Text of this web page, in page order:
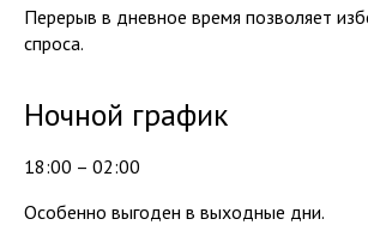
Перерыв в дневное время позволяет
спроса.
Ночной график
18:00 – 02:00
Особенно выгоден в выходные дни.